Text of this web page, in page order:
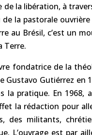
la libération, à
la pastorale
au Brésil, c’est un
Terre.
fondatrice de la
Gustavo Gutiérrez
pratique. En 1968,
la rédaction pour
des militants,
L’ouvrage est par